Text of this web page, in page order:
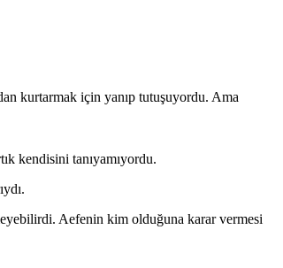
kurtarmak için yanıp tutuşuyordu. Ama
kendisini tanıyamıyordu.
Aefenin kim olduğuna karar vermesi